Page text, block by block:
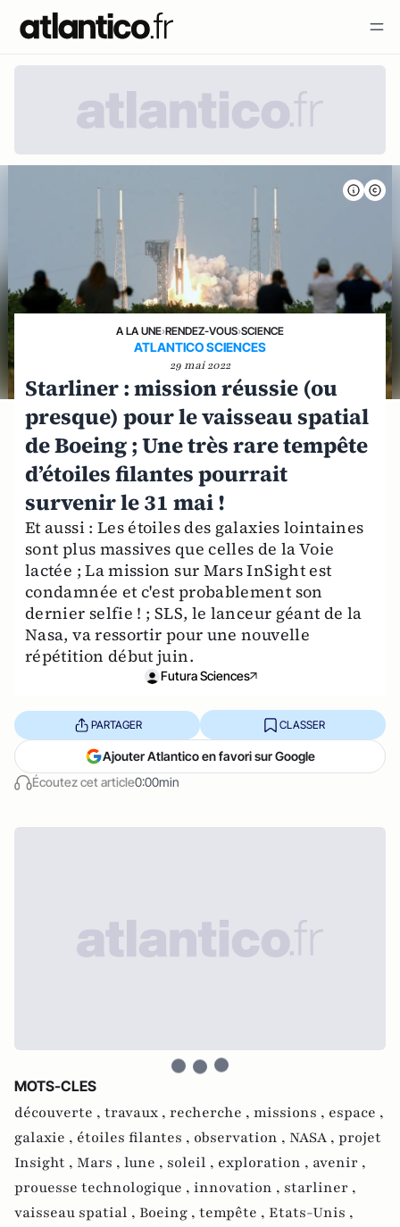
A LA UNE›RENDEZ-VOUS›SCIENCE
ATLANTICO SCIENCES
29 mai 2022
Starliner : mission réussie (ou
presque) pour le vaisseau spatial
de Boeing ; Une très rare tempête
d’étoiles filantes pourrait
survenir le 31 mai !
Et aussi : Les étoiles des galaxies lointaines
sont plus massives que celles de la Voie
lactée ; La mission sur Mars InSight est
condamnée et c'est probablement son
dernier selfie ! ; SLS, le lanceur géant de la
Nasa, va ressortir pour une nouvelle
répétition début juin.
Futura Sciences
Écoutez cet article0:00min
PARTAGER CLASSER
Ajouter Atlantico en favori sur Google
MOTS-CLES
découverte , travaux , recherche , missions , espace ,
galaxie , étoiles filantes , observation , NASA , projet
Insight , Mars , lune , soleil , exploration , avenir ,
prouesse technologique , innovation , starliner ,
vaisseau spatial , Boeing , tempête , Etats-Unis ,